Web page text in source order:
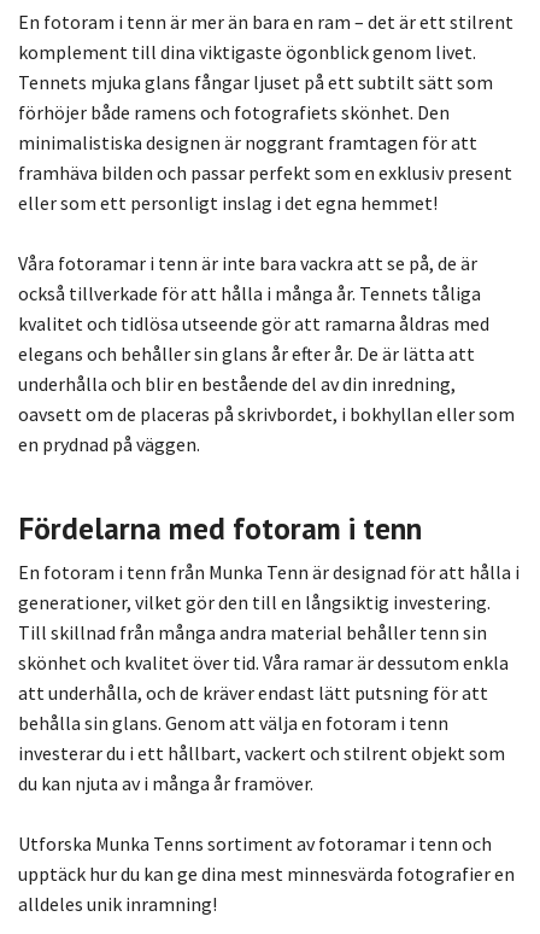
En fotoram i tenn är mer än bara en ram – det är ett stilrent
komplement till dina viktigaste ögonblick genom livet.
Tennets mjuka glans fångar ljuset på ett subtilt sätt som
förhöjer både ramens och fotografiets skönhet. Den
minimalistiska designen är noggrant framtagen för att
framhäva bilden och passar perfekt som en exklusiv present
eller som ett personligt inslag i det egna hemmet!
Våra fotoramar i tenn är inte bara vackra att se på, de är
också tillverkade för att hålla i många år. Tennets tåliga
kvalitet och tidlösa utseende gör att ramarna åldras med
elegans och behåller sin glans år efter år. De är lätta att
underhålla och blir en bestående del av din inredning,
oavsett om de placeras på skrivbordet, i bokhyllan eller som
en prydnad på väggen.
Fördelarna med fotoram i tenn
En fotoram i tenn från Munka Tenn är designad för att hålla i
generationer, vilket gör den till en långsiktig investering.
Till skillnad från många andra material behåller tenn sin
skönhet och kvalitet över tid. Våra ramar är dessutom enkla
att underhålla, och de kräver endast lätt putsning för att
behålla sin glans. Genom att välja en fotoram i tenn
investerar du i ett hållbart, vackert och stilrent objekt som
du kan njuta av i många år framöver.
Utforska Munka Tenns sortiment av fotoramar i tenn och
upptäck hur du kan ge dina mest minnesvärda fotografier en
alldeles unik inramning!